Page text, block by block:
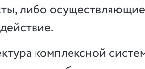
либо
комплексной